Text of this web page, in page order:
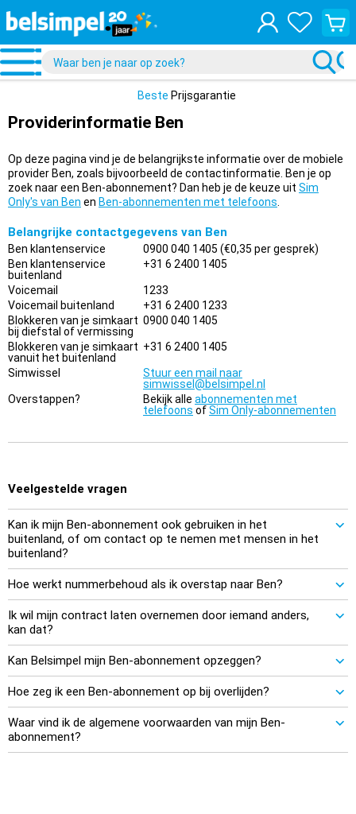
Bekijk
je
Beste Prijsgarantie
Providerinformatie Ben
Op deze pagina vind je de belangrijkste informatie over de mobiele
provider Ben, zoals bijvoorbeeld de contactinformatie. Ben je op
zoek naar een Ben-abonnement? Dan heb je de keuze uit Sim
Only's van Ben en Ben-abonnementen met telefoons
Belangrijke contactgegevens van Ben
Ben klantenservice
0900 040 1405 (€0,35 per gesprek)
Ben klantenservice
buitenland
+31 6 2400 1405
Voicemail
1233
Voicemail buitenland
+31 6 2400 1233
Blokkeren van je simkaart
bij diefstal of vermissing
0900 040 1405
Blokkeren van je simkaart
vanuit het buitenland
+31 6 2400 1405
Simwissel
Stuur een mail naar
simwissel@belsimpel.nl
Overstappen?
Bekijk alle abonnementen met
telefoons ofSim Only-abonnementen
Veelgestelde vragen
Kan ik mijn Ben-abonnement ook gebruiken in het
buitenland, of om contact op te nemen met mensen in het
buitenland?
Hoe werkt nummerbehoud als ik overstap naar Ben?
Ik wil mijn contract laten overnemen door iemand anders,
kan dat?
Kan Belsimpel mijn Ben-abonnement opzeggen?
Hoe zeg ik een Ben-abonnement op bij overlijden?
Waar vind ik de algemene voorwaarden van mijn Ben-
abonnement?